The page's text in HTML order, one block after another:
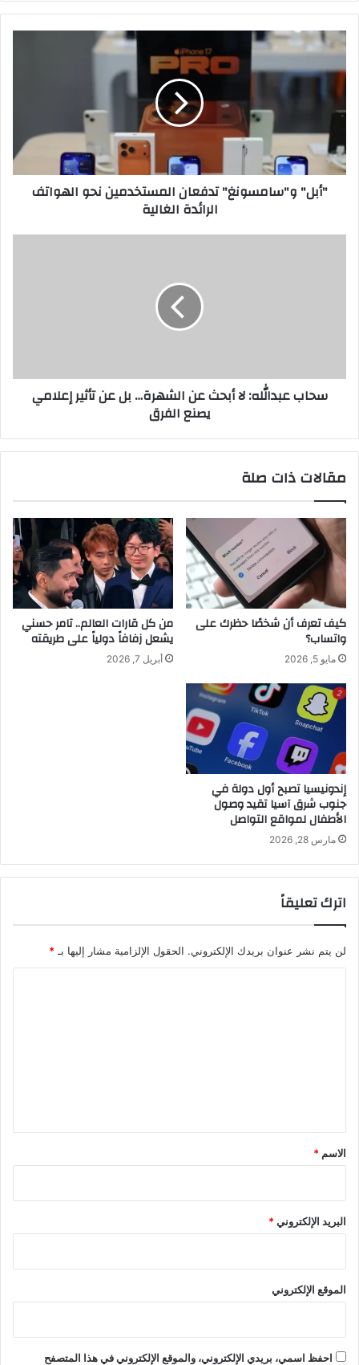
"أبل"
و"سامسونغ"
تدفعان
الرائدة
الغالية
"أبل" و"سامسونغ" تدفعان المستخدمين نحو الهواتف
الرائدة الغالية
تأثير
إعلاميسحاب عبدالله: لا أبحث عن الشهرة… بل عن تأثير إعلامي
يصنع الفرق
مقالات ذات صلة
كيف تعرف أن شخصًا حظرك على
واتساب؟
مايو 5, 2026
من كل قارات العالم.. تامر حسني
يشعل زفافاً دولياً على طريقته
أبريل 7, 2026
إندونيسيا تصبح أول دولة في
جنوب شرق آسيا تقيد وصول
الأطفال لمواقع التواصل
مارس 28, 2026
اترك تعليقاً
لن يتم نشر عنوان بريدك الإلكتروني. الحقول الإلزامية مشار إليها بـ *
*
الاسم *
البريد الإلكتروني*
الموقع الإلكتروني
احفظ اسمي، بريدي الإلكتروني، والموقع الإلكتروني في هذا المتصفح